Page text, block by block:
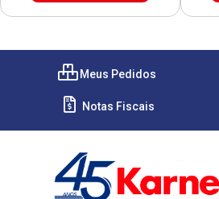
Meus Pedidos
Notas Fiscais